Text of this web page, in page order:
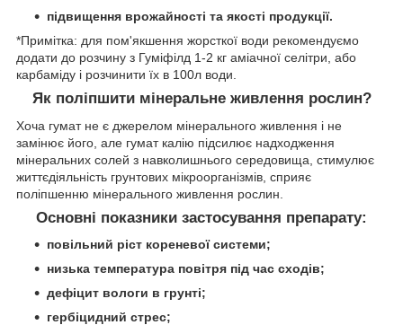
підвищення врожайності та якості продукції.
*Примітка: для пом'якшення жорсткої води рекомендуємо
додати до розчину з Гуміфілд 1-2 кг аміачної селітри, або
карбаміду і розчинити їх в 100л води.
Як поліпшити мінеральне живлення рослин?
Хоча гумат не є джерелом мінерального живлення і не
замінює його, але гумат калію підсилює надходження
мінеральних солей з навколишнього середовища, стимулює
життєдіяльність грунтових мікроорганізмів, сприяє
поліпшенню мінерального живлення рослин.
Основні показники застосування препарату:
повільний ріст кореневої системи;
низька температура повітря під час сходів;
дефіцит вологи в грунті;
гербіцидний стрес;